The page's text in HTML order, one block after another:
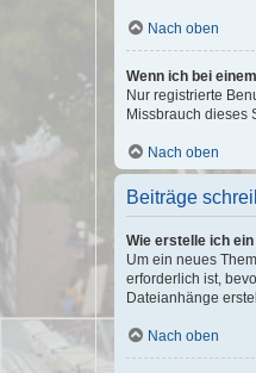
Nach oben
Wenn ich bei
Nur registrierte
Missbrauch dieses
Nach oben
Beiträge
Wie erstelle ich
Um ein neues
erforderlich ist,
Dateianhänge
Nach oben